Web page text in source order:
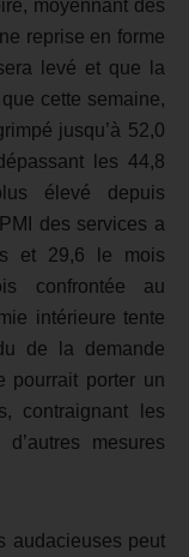
moyennant des
reprise en forme
levé et que la
cette semaine,
jusqu’à 52,0
les 44,8
élevé depuis
des services a
et 29,6 le mois
confrontée au
intérieure tente
de la demande
pourrait porter un
contraignant les
mesures
audacieuses peut